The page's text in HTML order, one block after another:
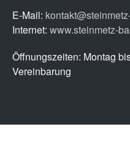
E-Mail:
Internet: www.steinmetz-
Öffnungszeiten: Montag
Vereinbarung